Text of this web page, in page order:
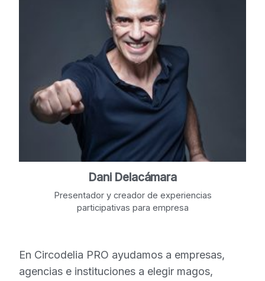
Dani Delacámara
Presentador y creador de experiencias
participativas para empresa
En Circodelia PRO ayudamos a empresas,
agencias e instituciones a elegir magos,